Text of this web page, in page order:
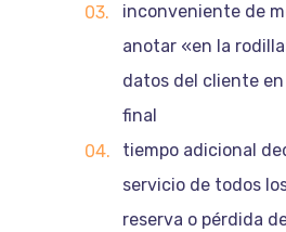
inconveniente de
anotar «en la
datos del cliente
final
tiempo adicional
servicio de todos
reserva o pérdida